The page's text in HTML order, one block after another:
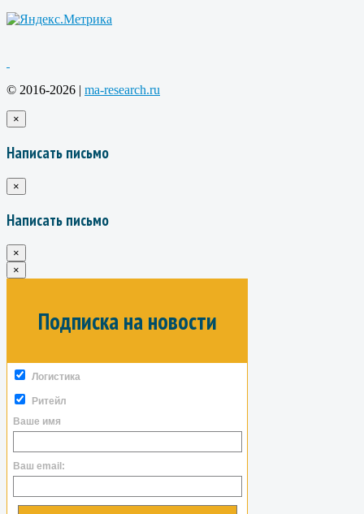
© 2016-2026 | ma-research.ru
×
Написать письмо
×
Написать письмо
×
×
Подписка на новости
Логистика
Ритейл
Ваше имя
Ваш email: